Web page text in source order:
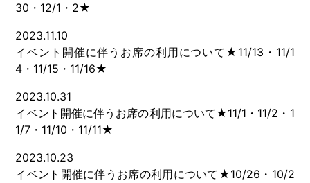
30・12/1・2★
2023.11.10
イベント開催に伴うお席の利用について★11/13・11/1
4・11/15・11/16★
2023.10.31
イベント開催に伴うお席の利用について★11/1・11/2・1
1/7・11/10・11/11★
2023.10.23
イベント開催に伴うお席の利用について★10/26・10/2